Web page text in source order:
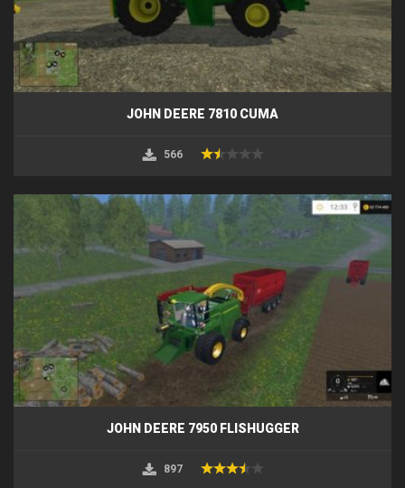
JOHN DEERE 7810 CUMA
566
JOHN DEERE 7950 FLISHUGGER
897